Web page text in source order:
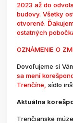
2023 až do
budovy. Všetky
otvorené.
ostatných
OZNÁMENIE O
Dovoľujeme si
sa mení
Trenčíne, sídlo
Aktuálna
Trenčianske